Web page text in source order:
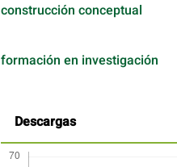
construcción conceptual
formación en investigación
Descargas